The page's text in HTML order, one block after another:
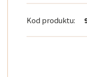
Kod produktu: